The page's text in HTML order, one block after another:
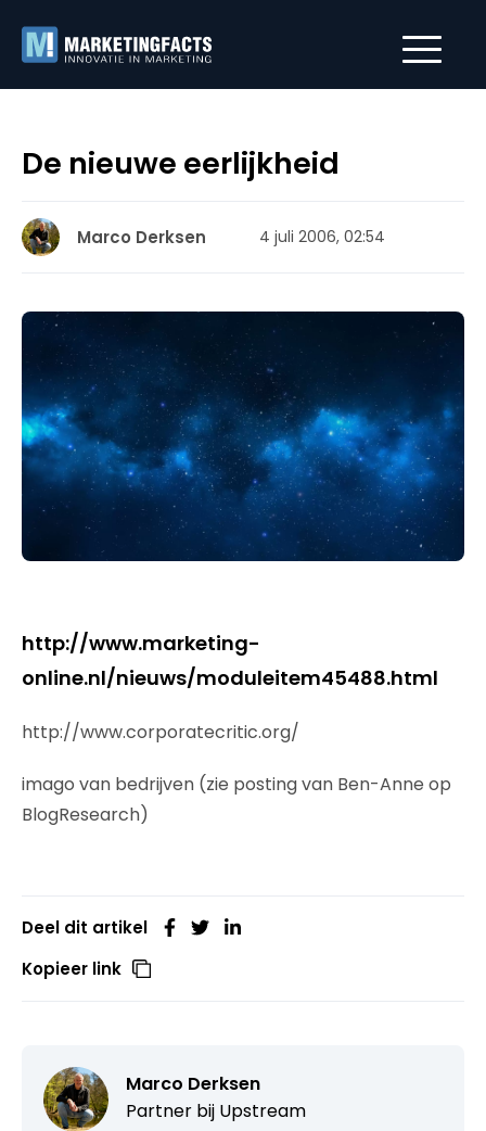
De nieuwe eerlijkheid
Marco Derksen 4 juli 2006, 02:54
http://www.marketing-
online.nl/nieuws/moduleitem45488.html
http://www.corporatecritic.org/
imago van bedrijven (zie posting van Ben-Anne op
BlogResearch)
Deel dit artikel
Kopieer link
Marco Derksen
Partner bij Upstream